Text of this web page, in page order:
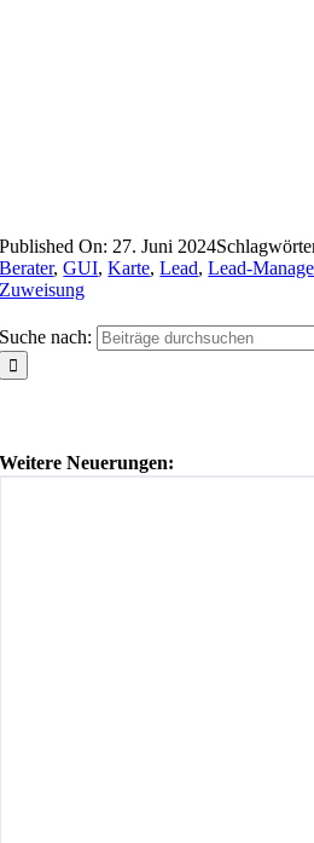
Published On: 27. Juni 2024
Berater,GUI,Karte,Lead,Lead-
Zuweisung
Suche nach:
Weitere Neuerungen: